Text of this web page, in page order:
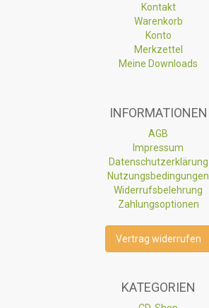
Kontakt
Warenkorb
Konto
Merkzettel
Meine Downloads
INFORMATIONEN
AGB
Impressum
Datenschutzerklärung
Nutzungsbedingungen
Widerrufsbelehrung
Zahlungsoptionen
Vertrag widerrufen
KATEGORIEN